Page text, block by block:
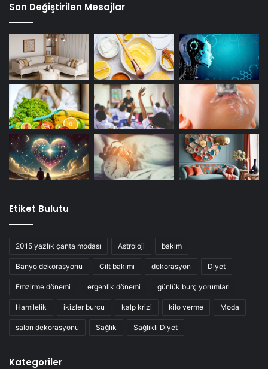
Son Değiştirilen Mesajlar
Etiket Bulutu
2015 yazlık çanta modası Astroloji bakım
Banyo dekorasyonu Cilt bakımı dekorasyon Diyet
Emzirme dönemi ergenlik dönemi günlük burç yorumları
Hamilelik ikizler burcu kalp krizi kilo verme Moda
salon dekorasyonu Sağlık Sağlıklı Diyet
Kategoriler